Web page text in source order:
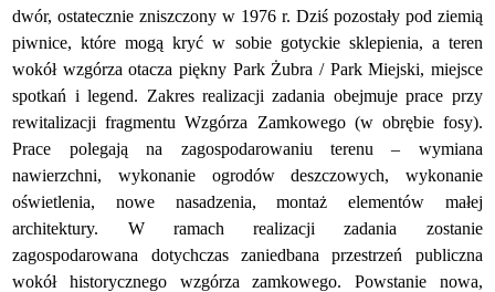
dwór, ostatecznie zniszczony w 1976 r. Dziś pozostały pod ziemią
piwnice, które mogą kryć w sobie gotyckie sklepienia, a teren
wokół wzgórza otacza piękny Park Żubra / Park Miejski, miejsce
spotkań i legend. Zakres realizacji zadania obejmuje prace przy
rewitalizacji fragmentu Wzgórza Zamkowego (w obrębie fosy).
Prace polegają na zagospodarowaniu terenu – wymiana
nawierzchni, wykonanie ogrodów deszczowych, wykonanie
oświetlenia, nowe nasadzenia, montaż elementów małej
architektury. W ramach realizacji zadania zostanie
zagospodarowana dotychczas zaniedbana przestrzeń publiczna
wokół historycznego wzgórza zamkowego. Powstanie nowa,